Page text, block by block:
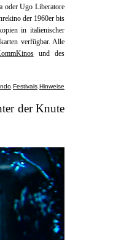
oder Ugo Liberatore
der 1960er bis
in italienischer
verfügbar. Alle
und des
Festivals Hinweise
der Knute